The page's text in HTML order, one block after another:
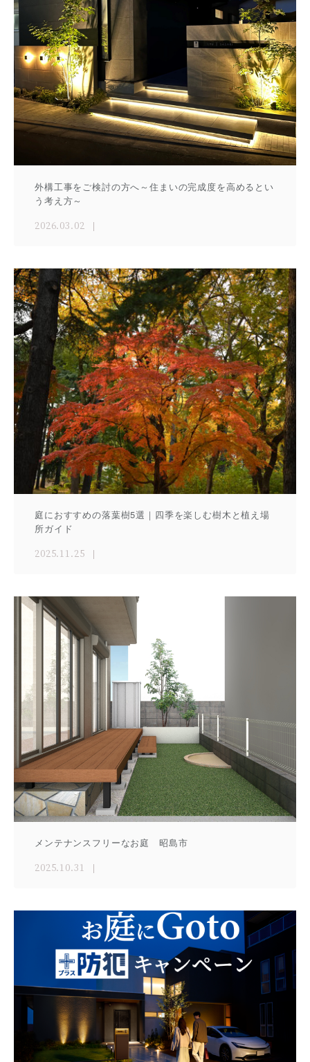
外構工事をご検討の方へ～住まいの完成度を高めるとい
う考え方～
2026.03.02
庭におすすめの落葉樹5選｜四季を楽しむ樹木と植え場
所ガイド
2025.11.25
メンテナンスフリーなお庭 昭島市
2025.10.31